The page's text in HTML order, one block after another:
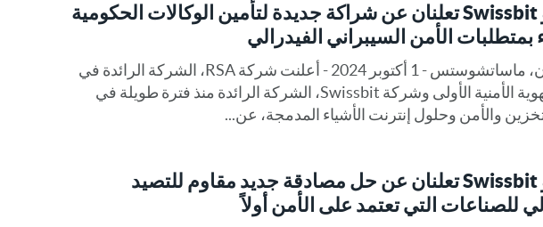
RSA و Swissbit تعلنان عن شراكة جديدة لتأمين الوكالات الحكومية
بمتطلبات الأمن السيبراني الفيدرالي
بيرلنغتون، ماساتشوستس - 1 أكتوبر 2024 - أعلنت شركة RSA، الشركة الرائدة في
مجال الهوية الأمنية الأولى وشركة Swissbit، الشركة الرائدة منذ فترة طويلة في
والأمن وحلول إنترنت الأشياء المدمجة، عن...
RSA و Swissbit تعلنان عن حل مصادقة جديد مقاوم للتصيد
للصناعات التي تعتمد على الأمن أولاً